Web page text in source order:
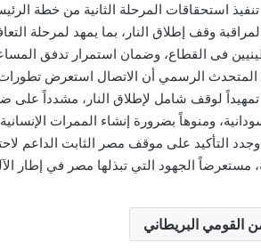
استحقاقات المرحلة الثانية من خطة
لمراقبة وقف إطلاق النار، بما يمهد لمرحلة
فى القطاع، وضمان استمرار تدفق
الرسمي أن الاتصال استعرض تطورات
تمهيداً لوقف شامل لإطلاق النار، مشدداً على
ومنوهاً بضرورة إنشاء الممرات
التأكيد على موقف مصر الثابت الداعم
مستعرضاً الجهود التي تبذلها مصر في إطار
القومي البريطاني